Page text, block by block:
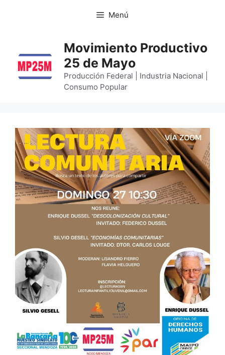
Menú
Movimiento Productivo
25 de Mayo
Producción Federal | Industria Nacional |
Consumo Popular